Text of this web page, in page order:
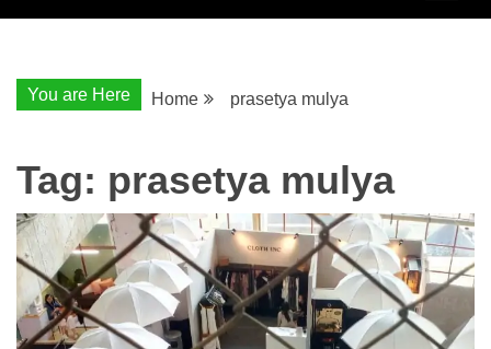
You are Here Home prasetya mulya
Tag: prasetya mulya